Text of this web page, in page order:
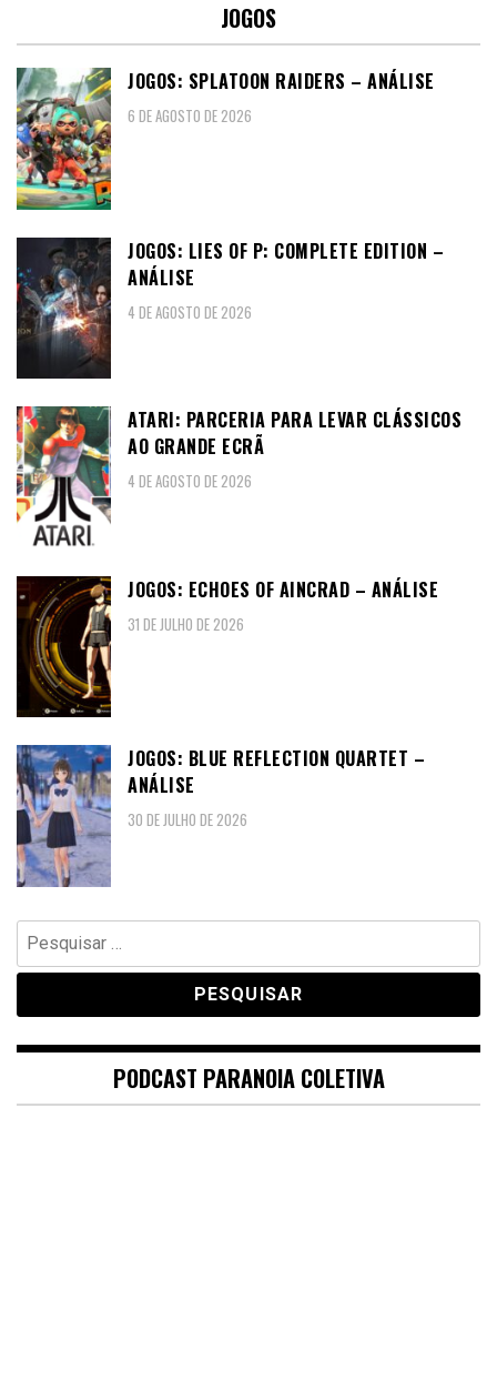
JOGOS
JOGOS: SPLATOON RAIDERS – ANÁLISE
6 DE AGOSTO DE 2026
JOGOS: LIES OF P: COMPLETE EDITION –
ANÁLISE
4 DE AGOSTO DE 2026
ATARI: PARCERIA PARA LEVAR CLÁSSICOS
AO GRANDE ECRÃ
4 DE AGOSTO DE 2026
JOGOS: ECHOES OF AINCRAD – ANÁLISE
31 DE JULHO DE 2026
JOGOS: BLUE REFLECTION QUARTET –
ANÁLISE
30 DE JULHO DE 2026
Pesquisar
por:
PODCAST PARANOIA COLETIVA